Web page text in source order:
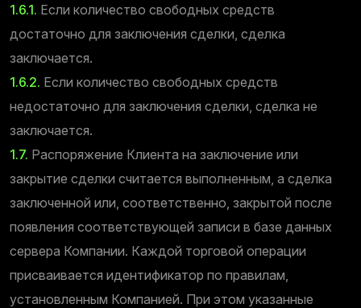
1.6.1. Если количество свободных средств
достаточно для заключения сделки, сделка
заключается.
1.6.2. Если количество свободных средств
недостаточно для заключения сделки, сделка не
заключается.
1.7. Распоряжение Клиента на заключение или
закрытие сделки считается выполненным, а сделка
заключенной или, соответственно, закрытой после
появления соответствующей записи в базе данных
сервера Компании. Каждой торговой операции
присваивается идентификатор по правилам,
установленным Компанией. При этом указанные